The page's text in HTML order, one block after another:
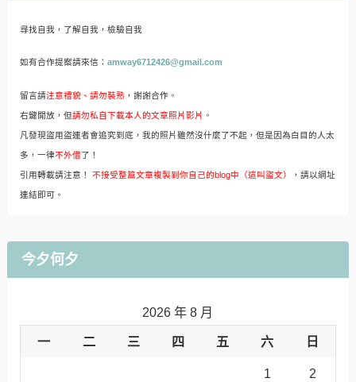
尋找自我，了解自我，檢驗自我
如有合作提案請來信： amway6712426@gmail.com
留言請注意禮貌、請勿裝熟，謝謝合作。
右鍵開放，但請勿私自下載本人的文章照片影片 。
凡發現盜用盜連者會追究到底，我的照片雖然沒什麼了不起，但是因為白目的人太
多，一律不外借了！
引用轉載請注意！ 不接受整篇文章複製到你自己的blog中（這叫盜文） ，請以網址
連結即可。
今夕何夕
2026 年 8 月
一 二 三 四 五 六 日
1 2